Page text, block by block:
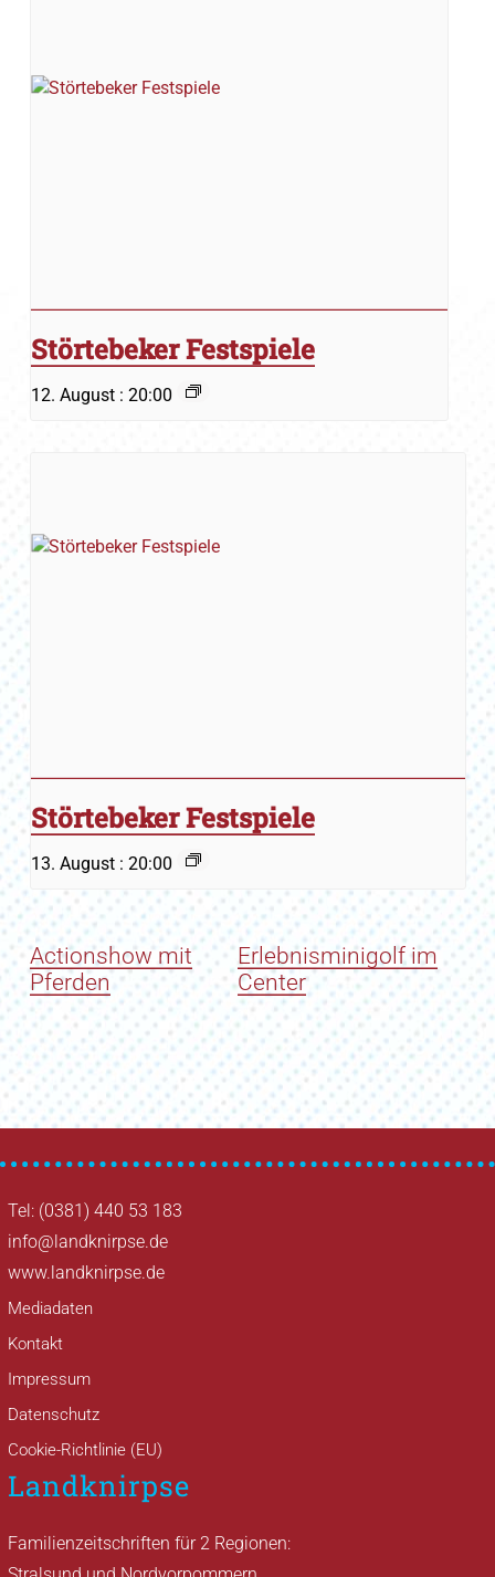
Störtebeker Festspiele
12. August : 20:00
Störtebeker Festspiele
13. August : 20:00
Actionshow mit
Pferden
Erlebnisminigolf im
Center
Tel: (0381) 440 53 183
info@landknirpse.de
www.landknirpse.de
Mediadaten
Kontakt
Impressum
Datenschutz
Cookie-Richtlinie (EU)
Landknirpse
Familienzeitschriften für 2 Regionen: